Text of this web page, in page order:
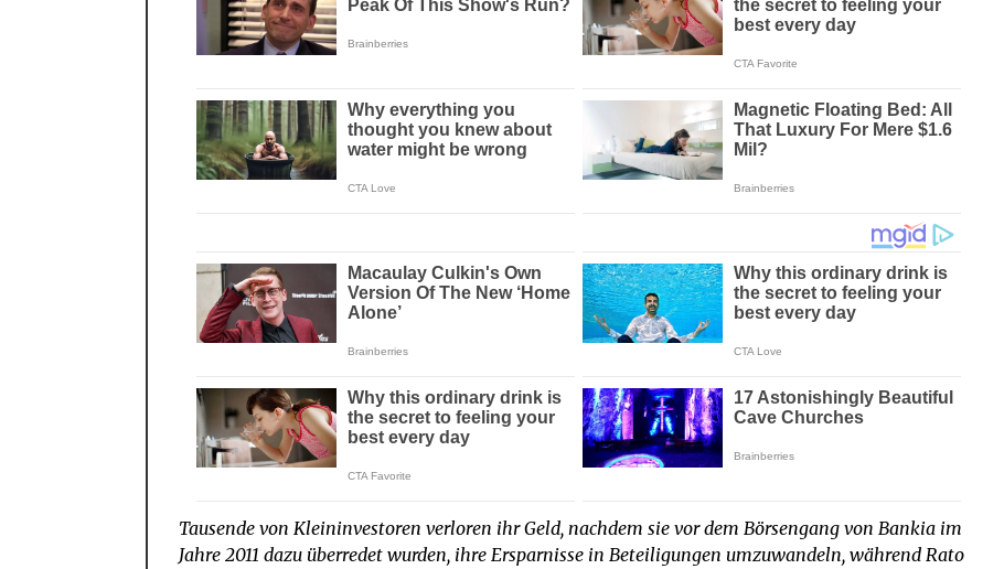
Tausende von Kleininvestoren verloren ihr Geld, nachdem sie vor dem Börsengang von Bankia im
Jahre 2011 dazu überredet wurden, ihre Ersparnisse in Beteiligungen umzuwandeln, während Rato